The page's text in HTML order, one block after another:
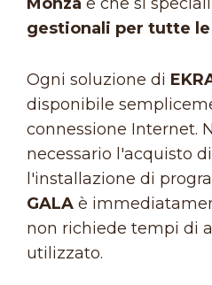
gestionali per tutte
Ogni soluzione di
disponibile
connessione Internet.
necessario l'acquisto
l'installazione di
GALA è
non richiede tempi di
utilizzato.